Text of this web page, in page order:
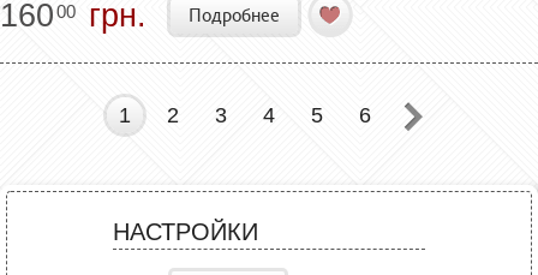
16000 грн. Подробнее
1 2 3 4 5 6
НАСТРОЙКИ